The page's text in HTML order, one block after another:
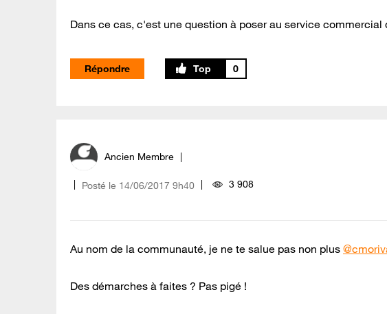
Dans ce cas, c'est une question à poser au service commercial
Répondre 0
Ancien Membre
Posté le ‎14/06/2017 9h40 3 908
Au nom de la communauté, je ne te salue pas non plus
Des démarches à faites ? Pas pigé !